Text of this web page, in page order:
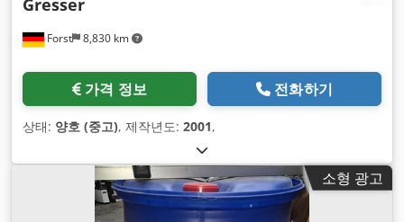
Forst 8,830 km
가격 정보 전화하기
상태: 양호 (중고), 제작년도: 2001,
소형 광고